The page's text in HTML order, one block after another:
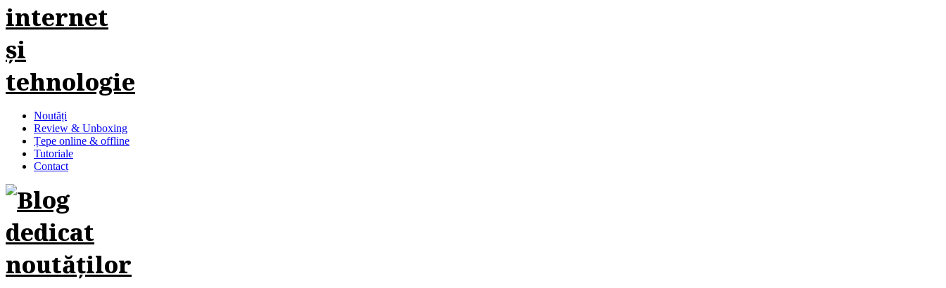
Noutăți
Review & Unboxing
Țepe online & offline
Tutoriale
Contact